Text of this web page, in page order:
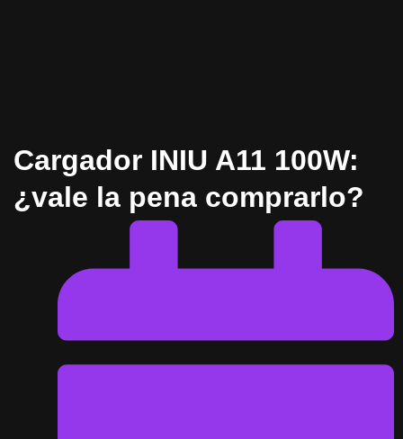
Cargador INIU A11 100W:
¿vale la pena comprarlo?